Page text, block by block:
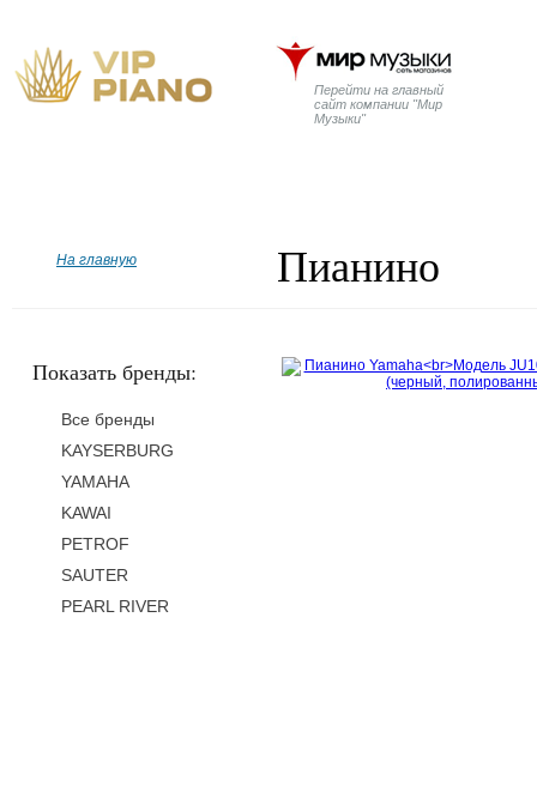
Перейти на главный
сайт компании "Мир
Музыки"
На главную Пианино
Показать бренды:
Все бренды
KAYSERBURG
YAMAHA
KAWAI
PETROF
SAUTER
PEARL RIVER